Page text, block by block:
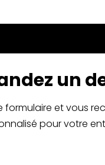
un
formulaire et vous
pour votre